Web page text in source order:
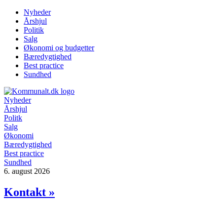
Videre
indhold
Nyheder
Årshjul
Politik
Salg
Økonomi og budgetter
Bæredygtighed
Best practice
Sundhed
Nyheder
Årshjul
Politk
Salg
Økonomi
Bæredygtighed
Best practice
Sundhed
6. august 2026
Kontakt »